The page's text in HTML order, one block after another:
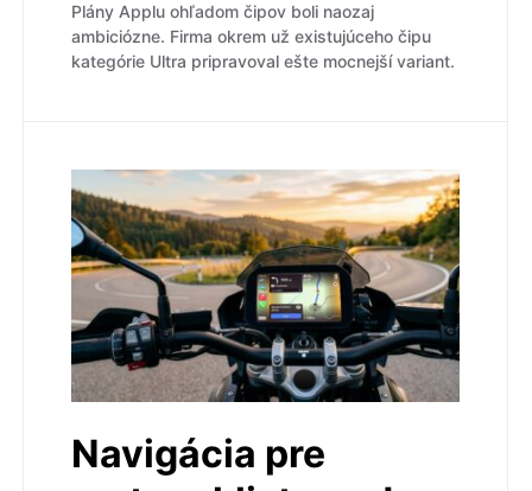
Plány Applu ohľadom čipov boli naozaj
ambiciózne. Firma okrem už existujúceho čipu
kategórie Ultra pripravoval ešte mocnejší variant.
Navigácia pre